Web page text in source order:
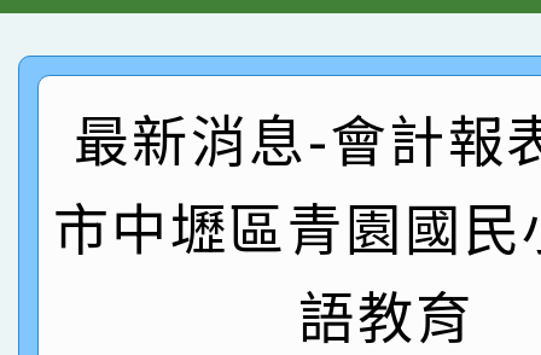
市賽榮獲科學小創客佳
創客第三名。
賀！本校參加桃園市中
賽 洪綺君教師榮獲社
名
賀！本校阿巴斯O蜜、
名 指導老師王老師、
園市英語競賽國小朗讀
指導老師林老師
賀！本校參加桃園市中
賽 劉文瑛教師榮獲教
賀！本校參與2026世
最新消息-會計報
市中壢區青園國
語教育